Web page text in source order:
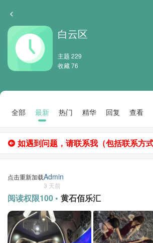
白云区
主题 229
收藏 76
全部 最新 热门 精华 回复 查看
如遇到问题，请联系我（包括联系方式
点击重新加载Admin
3 天前
阅读权限100 • 黄石佰乐汇